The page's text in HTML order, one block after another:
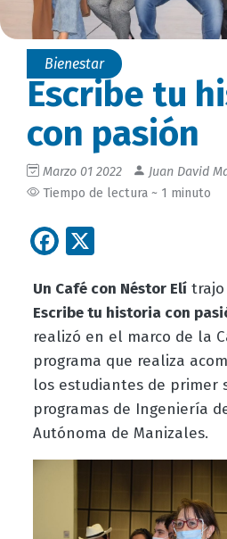
Bienestar
Escribe tu
con pasión
Marzo 01 2022
Juan David
Tiempo de lectura ~ 1 minuto
Facebook
Un Café con Néstor Elítrajo
Escribe tu historia con
realizó en el marco de la
programa que realiza
los estudiantes de primer
programas de Ingeniería
Autónoma de Manizales.